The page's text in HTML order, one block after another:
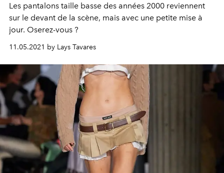
Les pantalons taille basse des années 2000 reviennent
sur le devant de la scène, mais avec une petite mise à
jour. Oserez-vous ?
11.05.2021 by Lays Tavares